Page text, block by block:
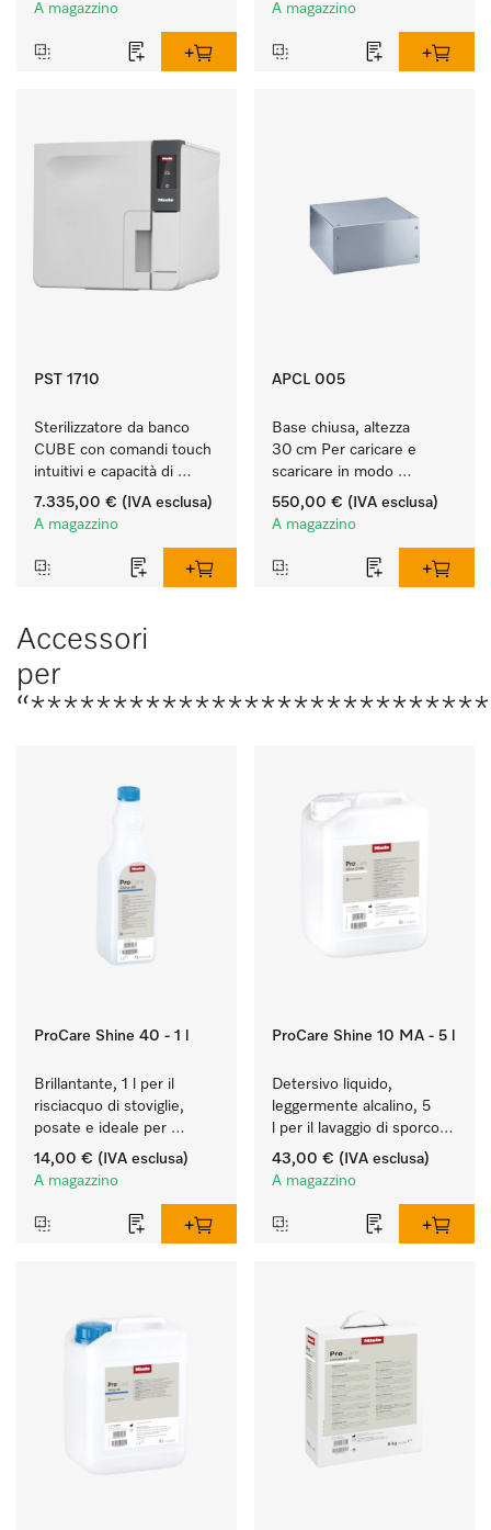
A magazzino
A magazzino
PST 1710
Sterilizzatore da banco
CUBE con comandi touch
intuitivi e capacità di
carico di 4,5 kg di
strumenti.
7.335,00 € (IVA esclusa)
A magazzino
APCL 005
Base chiusa, altezza
30 cm Per caricare e
scaricare in modo
ergonomico la lavatrice e
l'essiccatoio.
550,00 € (IVA esclusa)
A magazzino
Accessori
per
ProCare Shine 40 - 1 l
Brillantante, 1 l per il
risciacquo di stoviglie,
posate e ideale per
bicchieri.
14,00 € (IVA esclusa)
A magazzino
ProCare Shine 10 MA - 5 l
Detersivo liquido,
leggermente alcalino, 5
l per il lavaggio di sporco
leggero su stoviglie,
posate e bicchieri.
43,00 € (IVA esclusa)
A magazzino